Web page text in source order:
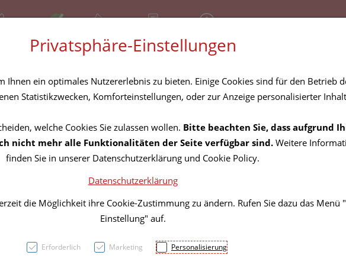
Offen Über uns Rezept-Anfrage
Babyline
14,40 EUR
Privatsphäre-Einstellungen
Ihnen ein optimales Nutzererlebnis zu bieten. Einige Cookies sind für den Betrieb
Statistikzwecken, Komforteinstellungen, oder zur Anzeige personalisierter
welche Cookies Sie zulassen wollen. Bitte beachten Sie, dass aufgrund
nicht mehr alle Funktionalitäten der Seite verfügbar sind. Weitere
finden Sie in unserer Datenschutzerklärung und Cookie Policy.
Datenschutzerklärung
die Möglichkeit ihre Cookie-Zustimmung zu ändern. Rufen Sie dazu das Menü
Einstellung" auf.
Erforderlich Marketing Personalisierung